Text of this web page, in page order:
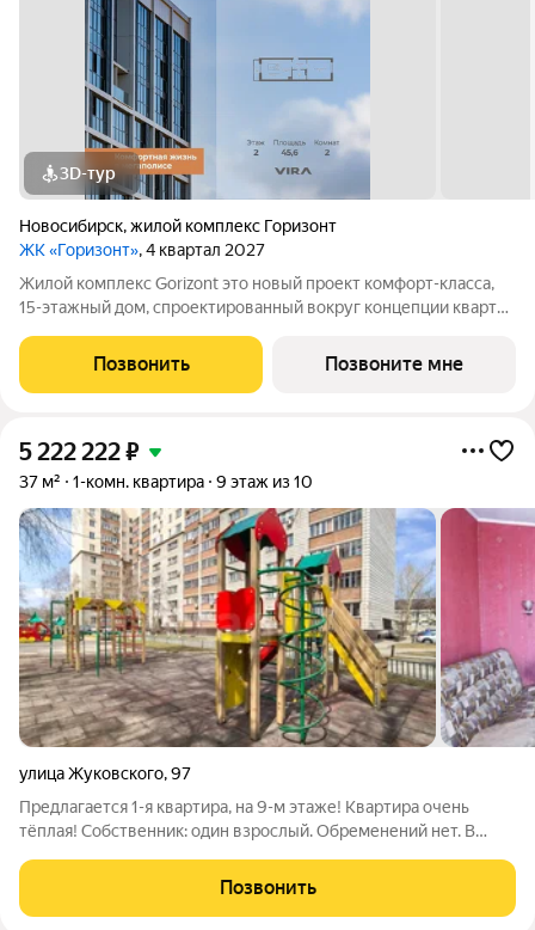
3D-тур
Новосибирск,жилой комплекс Горизонт
ЖК «Горизонт», 4 квартал 2027
Жилой комплекс Gorizont это новый проект комфорт-класса,
15-этажный дом, спроектированный вокруг концепции квартир
экспертами компании исходя из сценариев будущего
использования целевой
Позвонить Позвоните мне
5 222 222₽
37 м² 1-комн. квартира 9 этаж из 10
улица Жуковского,97
Предлагается 1-я квартира, на 9-м этаже! Квартира очень
тёплая! Собственник: один взрослый. Обременений нет. В
двор. Двор тихий, с организованной детской площадкой. В
квартире остается мебель:
Позвонить